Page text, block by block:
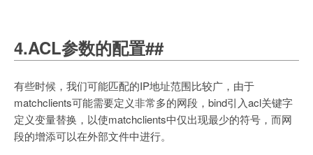
4.ACL参数的配置##
有些时候，我们可能匹配的IP地址范围比较广，由于
matchclients可能需要定义非常多的网段，bind引入acl关键字
定义变量替换，以使matchclients中仅出现最少的符号，而网
段的增添可以在外部文件中进行。